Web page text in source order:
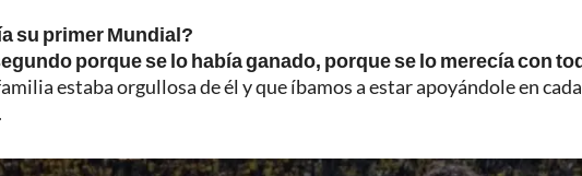
su primer Mundial?
porque se lo había ganado, porque se lo merecía con
estaba orgullosa de él y que íbamos a estar apoyándole en cada